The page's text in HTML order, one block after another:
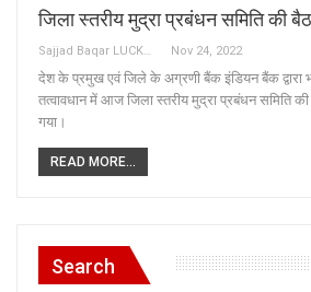
जिला स्तरीय मुद्रा प्रबंधन समिति की
Sajjad Baqar LUCKNOW Nov 24, 2022
देश के प्रमुख एवं जिले के अग्रणी बैंक इंडियन बैंक द्वारा
तत्वावधान में आज जिला स्तरीय मुद्रा प्रबंधन समिति
गया।
READ MORE...
Search